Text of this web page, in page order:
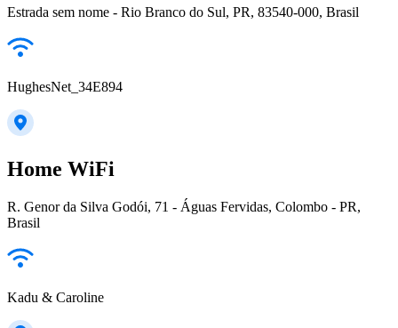
Estrada sem nome - Rio Branco do Sul, PR, 83540-000, Brasil
HughesNet_34E894
Home WiFi
R. Genor da Silva Godói, 71 - Águas Fervidas, Colombo - PR,
Brasil
Kadu & Caroline